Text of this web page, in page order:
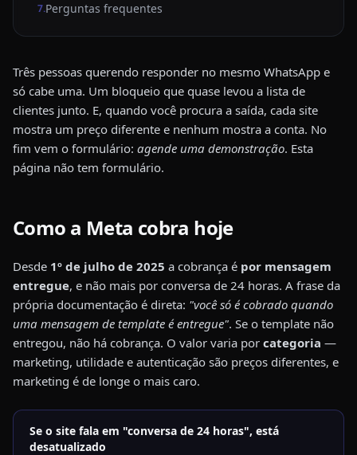
7.Perguntas frequentes
Três pessoas querendo responder no mesmo WhatsApp e
só cabe uma. Um bloqueio que quase levou a lista de
clientes junto. E, quando você procura a saída, cada site
mostra um preço diferente e nenhum mostra a conta. No
fim vem o formulário: agende uma demonstração. Esta
página não tem formulário.
Como a Meta cobra hoje
Desde 1º de julho de 2025 a cobrança é por mensagem
entregue, e não mais por conversa de 24 horas. A frase da
própria documentação é direta: "você só é cobrado quando
uma mensagem de template é entregue". Se o template não
entregou, não há cobrança. O valor varia por categoria —
marketing, utilidade e autenticação são preços diferentes, e
marketing é de longe o mais caro.
Se o site fala em "conversa de 24 horas", está
desatualizado